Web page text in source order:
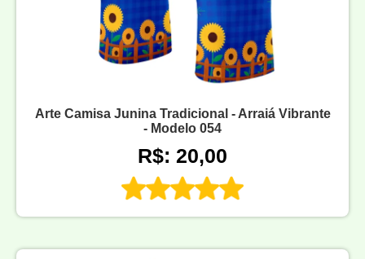
Arte Camisa Junina Tradicional - Arraiá Vibrante
- Modelo 054
R$: 20,00